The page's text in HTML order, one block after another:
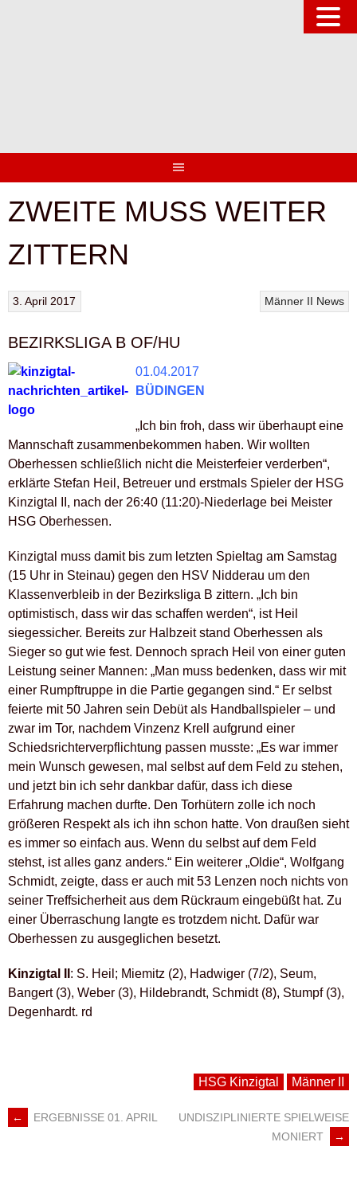
ZWEITE MUSS WEITER
ZITTERN
Männer II News
3. April 2017
BEZIRKSLIGA B OF/HU
01.04.2017
BÜDINGEN
„Ich bin froh, dass wir überhaupt eine
Mannschaft zusammenbekommen haben. Wir wollten
Oberhessen schließlich nicht die Meisterfeier verderben“,
erklärte Stefan Heil, Betreuer und erstmals Spieler der HSG
Kinzigtal II, nach der 26:40 (11:20)-Niederlage bei Meister
HSG Oberhessen.
Kinzigtal muss damit bis zum letzten Spieltag am Samstag
(15 Uhr in Steinau) gegen den HSV Nidderau um den
Klassenverbleib in der Bezirksliga B zittern. „Ich bin
optimistisch, dass wir das schaffen werden“, ist Heil
siegessicher. Bereits zur Halbzeit stand Oberhessen als
Sieger so gut wie fest. Dennoch sprach Heil von einer guten
Leistung seiner Mannen: „Man muss bedenken, dass wir mit
einer Rumpftruppe in die Partie gegangen sind.“ Er selbst
feierte mit 50 Jahren sein Debüt als Handballspieler – und
zwar im Tor, nachdem Vinzenz Krell aufgrund einer
Schiedsrichterverpflichtung passen musste: „Es war immer
mein Wunsch gewesen, mal selbst auf dem Feld zu stehen,
und jetzt bin ich sehr dankbar dafür, dass ich diese
Erfahrung machen durfte. Den Torhütern zolle ich noch
größeren Respekt als ich ihn schon hatte. Von draußen sieht
es immer so einfach aus. Wenn du selbst auf dem Feld
stehst, ist alles ganz anders.“ Ein weiterer „Oldie“, Wolfgang
Schmidt, zeigte, dass er auch mit 53 Lenzen noch nichts von
seiner Treffsicherheit aus dem Rückraum eingebüßt hat. Zu
einer Überraschung langte es trotzdem nicht. Dafür war
Oberhessen zu ausgeglichen besetzt.
Kinzigtal II : S. Heil; Miemitz (2), Hadwiger (7/2), Seum,
Bangert (3), Weber (3), Hildebrandt, Schmidt (8), Stumpf (3),
Degenhardt. rd
HSG Kinzigtal Männer II
ARTIKEL-
← ERGEBNISSE 01. APRIL
UNDISZIPLINIERTE SPIELWEISE
MONIERT
→